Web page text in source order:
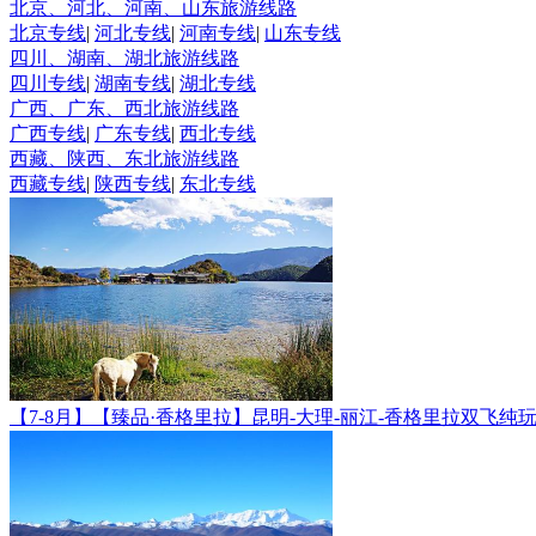
北京、河北、河南、山东旅游线路
北京专线| 河北专线| 河南专线| 山东专线
四川、湖南、湖北旅游线路
四川专线| 湖南专线| 湖北专线
广西、广东、西北旅游线路
广西专线| 广东专线| 西北专线
西藏、陕西、东北旅游线路
西藏专线| 陕西专线| 东北专线
【7-8月】【臻品·香格里拉】昆明-大理-丽江-香格里拉双飞纯